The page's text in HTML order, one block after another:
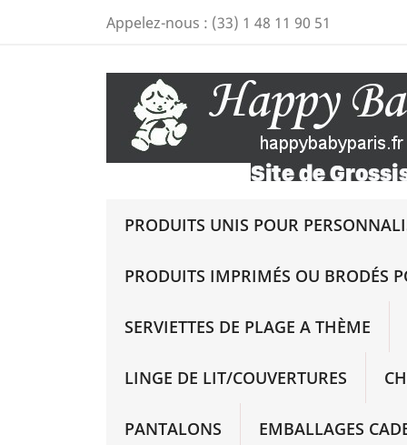
Appelez-nous : (33) 1 48 11 90 51
PRODUITS UNIS POUR
PRODUITS IMPRIMÉS OU BRODÉS
SERVIETTES DE PLAGE A THÈME
LINGE DE LIT/COUVERTURES
PANTALONS EMBALLAGES